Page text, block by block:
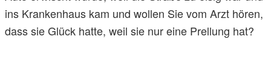
ins Krankenhaus kam und wollen Sie vom Arzt hören,
dass sie Glück hatte, weil sie nur eine Prellung hat?